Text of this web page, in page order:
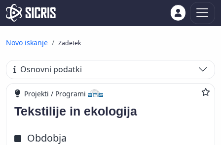
Novo iskanje Zadetek
Osnovni podatki
Projekti / Programi
Tekstilije in ekologija
Obdobja